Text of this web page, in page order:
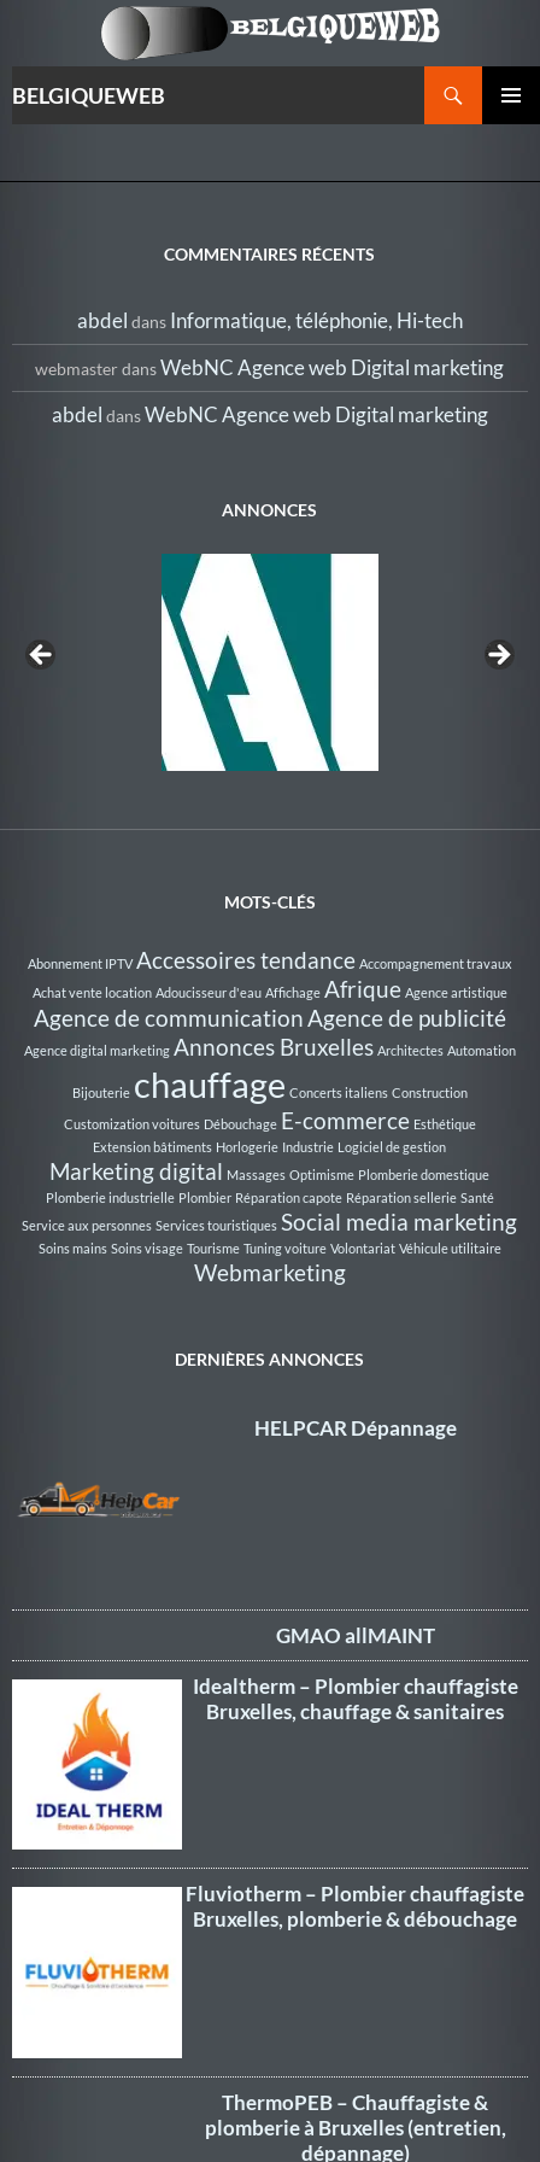
BELGIQUEWEB
CONTENU
COMMENTAIRES RÉCENTS
abdel dans Informatique, téléphonie, Hi-tech
webmasterdansWebNC Agence web Digital marketing
abdel dansWebNC Agence web Digital marketing
ANNONCES
Au Rythme de la Nage
MOTS-CLÉS
Abonnement IPTV Accessoires tendance Accompagnement travaux
Achat vente location Adoucisseur d'eau Affichage Afrique Agence artistique
Agence de communicationAgence de publicité
Agence digital marketing Annonces Bruxelles Architectes Automation
Bijouterie chauffage Concerts italiens Construction
Customization voitures Débouchage E-commerce Esthétique
Extension bâtiments Horlogerie Industrie Logiciel de gestion
Marketing digital Massages Optimisme Plomberie domestique
Plomberie industrielle Plombier Réparation capote Réparation sellerie Santé
Service aux personnes Services touristiques Social media marketing
Soins mains Soins visage Tourisme Tuning voiture Volontariat Véhicule utilitaire
Webmarketing
DERNIÈRES ANNONCES
HELPCAR Dépannage
GMAO allMAINT
Idealtherm – Plombier chauffagiste
Bruxelles, chauffage & sanitaires
Fluviotherm – Plombier chauffagiste
Bruxelles, plomberie & débouchage
ThermoPEB – Chauffagiste &
plomberie à Bruxelles (entretien,
dépannage)